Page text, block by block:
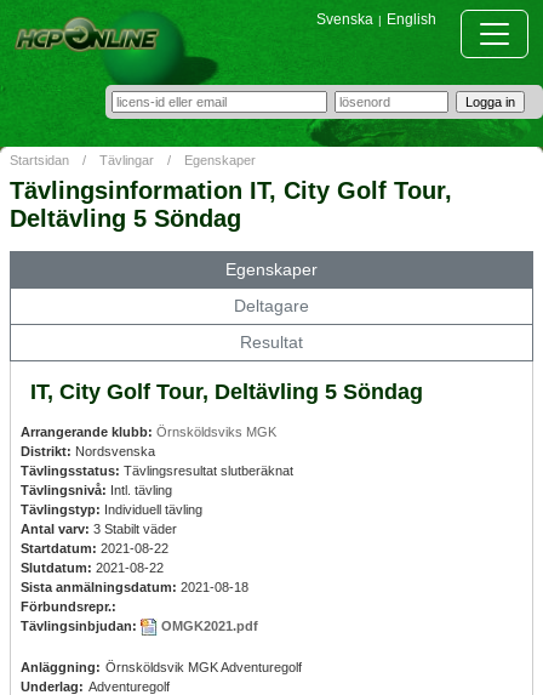
Svenska | English
Startsidan / Tävlingar / Egenskaper
Tävlingsinformation IT, City Golf Tour,
Deltävling 5 Söndag
Egenskaper
Deltagare
Resultat
IT, City Golf Tour, Deltävling 5 Söndag
Arrangerande klubb: Örnsköldsviks MGK
Distrikt: Nordsvenska
Tävlingsstatus: Tävlingsresultat slutberäknat
Tävlingsnivå: Intl. tävling
Tävlingstyp: Individuell tävling
Antal varv: 3 Stabilt väder
Startdatum: 2021-08-22
Slutdatum: 2021-08-22
Sista anmälningsdatum: 2021-08-18
Förbundsrepr.:
Tävlingsinbjudan:
OMGK2021.pdf
Anläggning: Örnsköldsvik MGK Adventuregolf
Underlag: Adventuregolf